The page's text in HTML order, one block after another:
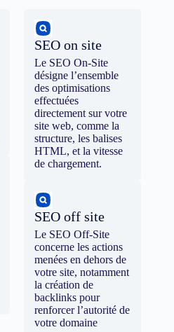
SEO on site
Le SEO On-Site
désigne l’ensemble
des optimisations
effectuées
directement sur votre
site web, comme la
structure, les balises
HTML, et la vitesse
de chargement.
SEO off site
Le SEO Off-Site
concerne les actions
menées en dehors de
votre site, notamment
la création de
backlinks pour
renforcer l’autorité de
votre domaine